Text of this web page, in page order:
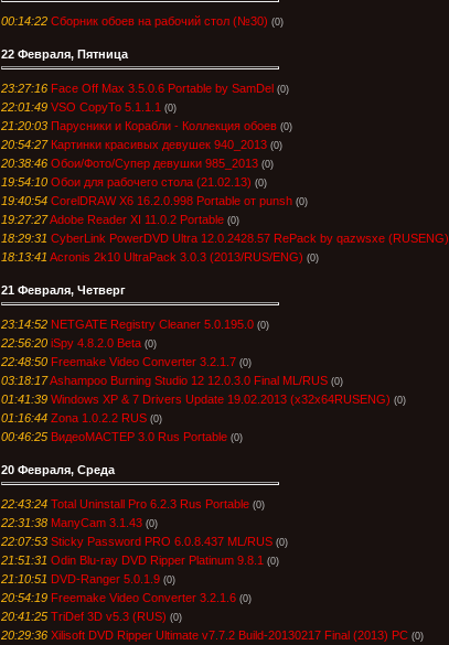
00:14:22 Сборник обоев на рабочий стол (№30) (0)
22 Февраля, Пятница
23:27:16 Face Off Max 3.5.0.6 Portable by SamDel (0)
22:01:49 VSO CopyTo 5.1.1.1 (0)
21:20:03 Парусники и Корабли - Коллекция обоев (0)
20:54:27 Картинки красивых девушек 940_2013 (0)
20:38:46 Обои/Фото/Супер девушки 985_2013 (0)
19:54:10 Обои для рабочего стола (21.02.13) (0)
19:40:54 CorelDRAW X6 16.2.0.998 Portable от punsh (0)
19:27:27Adobe Reader XI 11.0.2 Portable (0)
18:29:31 CyberLink PowerDVD Ultra 12.0.2428.57 RePack by qazwsxe (RUSENG)
18:13:41 Acronis 2k10 UltraPack 3.0.3 (2013/RUS/ENG) (0)
21 Февраля, Четверг
23:14:52 NETGATE Registry Cleaner 5.0.195.0 (0)
22:56:20 iSpy 4.8.2.0 Beta (0)
22:48:50 Freemake Video Converter 3.2.1.7 (0)
03:18:17Ashampoo Burning Studio 12 12.0.3.0 Final ML/RUS (0)
01:41:39 Windows XP & 7 Drivers Update 19.02.2013 (x32x64RUSENG) (0)
01:16:44 Zona 1.0.2.2 RUS (0)
00:46:25 ВидеоМАСТЕР 3.0 Rus Portable (0)
20 Февраля, Среда
22:43:24 Total Uninstall Pro 6.2.3 Rus Portable (0)
22:31:38 ManyCam 3.1.43 (0)
22:07:53 Sticky Password PRO 6.0.8.437 ML/RUS (0)
21:51:31 Odin Blu-ray DVD Ripper Platinum 9.8.1 (0)
21:10:51 DVD-Ranger 5.0.1.9 (0)
20:54:19 Freemake Video Converter 3.2.1.6 (0)
20:41:25 TriDef 3D v5.3 (RUS) (0)
20:29:36 Xilisoft DVD Ripper Ultimate v7.7.2 Build-20130217 Final (2013) PC (0)